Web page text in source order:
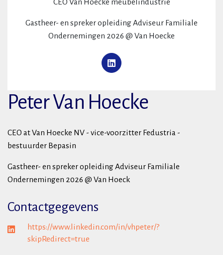
CEO Van Hoecke meubelindustrie
Gastheer- en spreker opleiding Adviseur Familiale
Ondernemingen 2026 @ Van Hoecke
Peter Van Hoecke
CEO at Van Hoecke NV - vice-voorzitter Fedustria -
bestuurder Bepasin
Gastheer- en spreker opleiding Adviseur Familiale
Ondernemingen 2026 @ Van Hoeck
Contactgegevens
https://www.linkedin.com/in/vhpeter/?
skipRedirect=true